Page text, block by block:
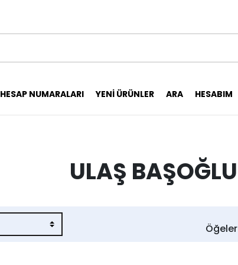
HESAP NUMARALARI YENI ÜRÜNLER ARA HESABIM
ULAŞ BAŞOĞLU
Öğeler